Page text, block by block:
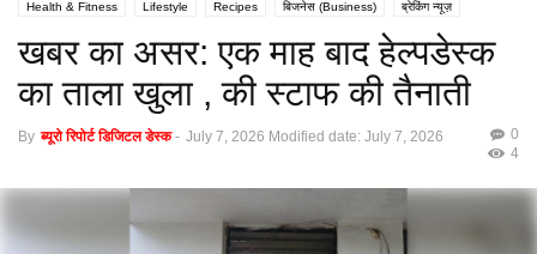
Health & Fitness Lifestyle Recipes बिजनेस (Business) ब्रेकिंग न्यूज़
खबर का असर: एक माह बाद हेल्पडेस्क
का ताला खुला , की स्टाफ की तैनाती
By ब्यूरो रिपोर्ट डिजिटल डेस्क - July 7, 2026 Modified date: July 7, 2026
0
4